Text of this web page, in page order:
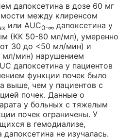
дапоксетина в дозе 60 мг
между клиренсом
или AUC0-∞ дапоксетина у
(КК 50-80 мл/мл), умеренно
30 до <50 мл/мин) и
мин) нарушением
дапоксетина у пациентов
функции почек было
выше, чем у пациентов с
почек. Данные о
у больных с тяжелым
почек ограничены. У
в гемодиализе,
не изучалась.